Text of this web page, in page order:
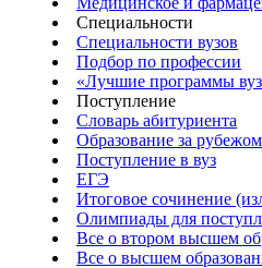
Специальности
Специальности вузов
Подбор по профессии
«Лучшие программы
Поступление
Словарь абитуриента
Образование за рубежом
Поступление в вуз
ЕГЭ
Итоговое сочинение
Олимпиады для
Все о втором высшем
Все о высшем